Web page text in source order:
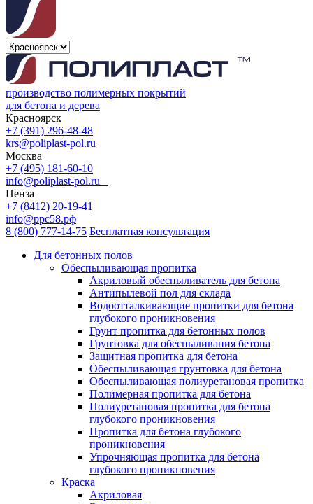
производство полимерных покрытий
для бетона и дерева
Красноярск
+7 (391) 296-48-48
krs@poliplast-pol.ru
Москва
+7 (495) 181-60-10
info@poliplast-pol.ru
Пенза
+7 (8412) 20-19-41
info@ррс58.рф
8 (800) 777-14-75 Бесплатная консультация
Для бетонных полов
Обеспыливающая пропитка
Акриловый обеспыливатель для бетона
Антипылевой пол для склада
Водоотталкивающие пропитки для бетона
глубокого проникновения
Грунт пропитка для бетонных полов
Грунтовка для обеспыливания бетона
Защитная пропитка для бетона
Обеспыливающая грунтовка для бетона
Обеспыливающая полиуретановая пропитка
Полимерная пропитка для бетона
Полиуретановая пропитка для бетона
глубокого проникновения
Пропитка для бетона глубокого
проникновения
Упрочняющая пропитка для бетона
глубокого проникновения
Краска
Акриловая